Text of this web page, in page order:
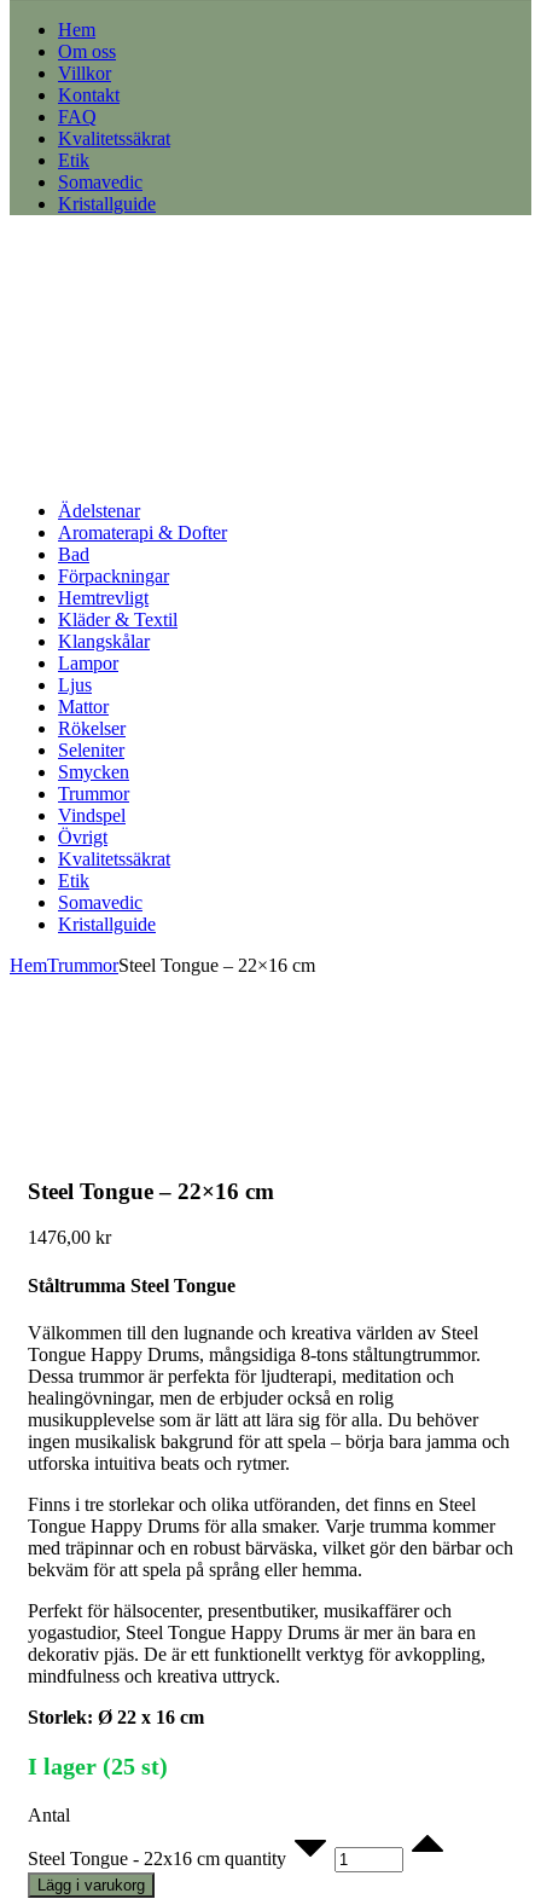
Hem
Om oss
Villkor
Kontakt
FAQ
Kvalitetssäkrat
Etik
Somavedic
Kristallguide
Ädelstenar
Aromaterapi & Dofter
Bad
Förpackningar
Hemtrevligt
Kläder & Textil
Klangskålar
Lampor
Ljus
Mattor
Rökelser
Seleniter
Smycken
Trummor
Vindspel
Övrigt
Kvalitetssäkrat
Etik
Somavedic
Kristallguide
HemTrummorSteel Tongue – 22×16 cm
Steel Tongue – 22×16 cm
1476,00 kr
Ståltrumma Steel Tongue
Välkommen till den lugnande och kreativa världen av Steel
Tongue Happy Drums, mångsidiga 8-tons ståltungtrummor.
Dessa trummor är perfekta för ljudterapi, meditation och
healingövningar, men de erbjuder också en rolig
musikupplevelse som är lätt att lära sig för alla. Du behöver
ingen musikalisk bakgrund för att spela – börja bara jamma och
utforska intuitiva beats och rytmer.
Finns i tre storlekar och olika utföranden, det finns en Steel
Tongue Happy Drums för alla smaker. Varje trumma kommer
med träpinnar och en robust bärväska, vilket gör den bärbar och
bekväm för att spela på språng eller hemma.
Perfekt för hälsocenter, presentbutiker, musikaffärer och
yogastudior, Steel Tongue Happy Drums är mer än bara en
dekorativ pjäs. De är ett funktionellt verktyg för avkoppling,
mindfulness och kreativa uttryck.
Storlek: Ø 22 x 16 cm
I lager (25 st)
Antal
Steel Tongue - 22x16 cm quantity
Lägg i varukorg